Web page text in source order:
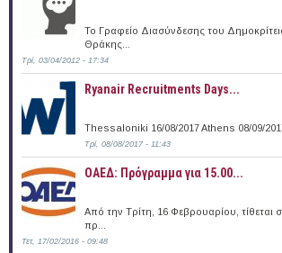
Το Γραφείο Διασύνδεσης του
Θράκης...
Τρί, 03/04/2012 - 17:34
Ryanair Recruitments Days...
Thessaloniki 16/08/2017 Athens 08/09/
Τρί, 08/08/2017 - 11:43
ΟΑΕΔ: Πρόγραμμα για 15.00...
Από την Τρίτη, 16 Φεβρουαρίου, τίθεται
πρ...
Τετ, 17/02/2016 - 09:48